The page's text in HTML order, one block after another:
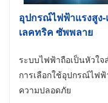
อุปกรณ์ไฟฟ้าแรงสูง-
เลคทริค ซัพพลาย
ระบบไฟฟ้าถือเป็นหัวใ
การเลือกใช้อุปกรณ์ไฟ
ความปลอดภัย